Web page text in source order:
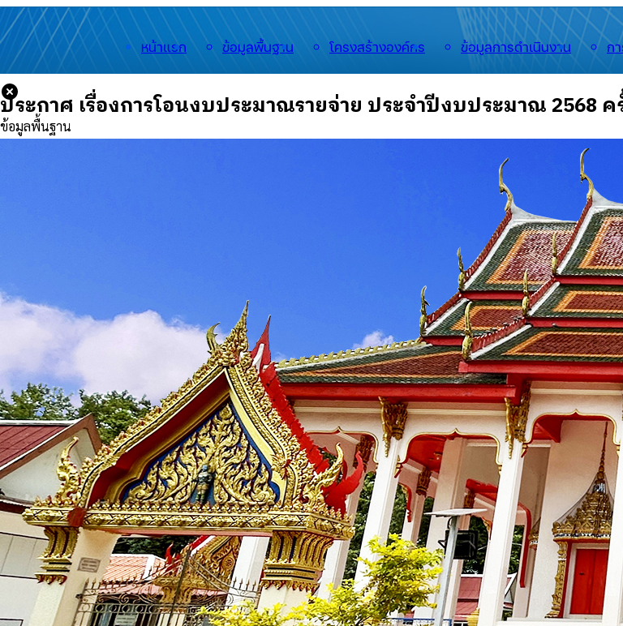
หน้าแรก ข้อมูลพื้นฐาน โครงสร้างองค์กร ข้อมูลการดำเนินงาน ก
ข้อมูลพื้นฐาน
นโยบายการบริหารงาน
ประวัติ หลวงปู่ม่น ธัมมจิณโณ
บุคลากร
🟡คณะผู้บริหาร 🟡สภา อบต.
🟡สำนักงานปลัด 🟡กองคลัง
🟡กองการศึกษา ศาสนา และวัฒนธรรม 🟡 กองสวัสดิการสังคม
ข้อมูลการดำเนินงาน
ประกาศ เรื่องการโอนงบประมาณรายจ่าย ประจำปีงบประมาณ 2568 ค